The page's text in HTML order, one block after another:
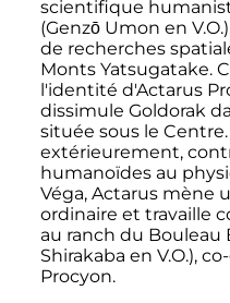
scientifique
(Genzō Umon en
de recherches
Monts Yatsugatake.
l'identité d'Actarus
dissimule Goldorak
située sous le
extérieurement,
humanoïdes au
Véga, Actarus mène
ordinaire et travaille
au ranch du Bouleau
Shirakaba en V.O.),
Procyon.